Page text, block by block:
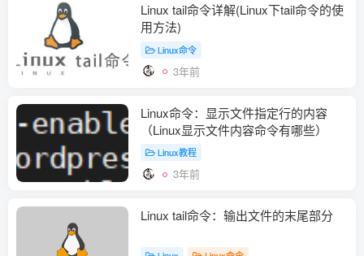
Linux tail命令详解(Linux下tail命令的使
用方法)
Linux命令
3年前
Linux命令：显示文件指定行的内容
（Linux显示文件内容命令有哪些）
Linux教程
3年前
Linux tail命令：输出文件的末尾部分